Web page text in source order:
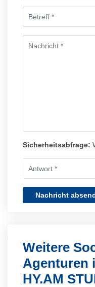
Sicherheitsabfrage:
Nachricht
Weitere
Agenturen
HY.AM